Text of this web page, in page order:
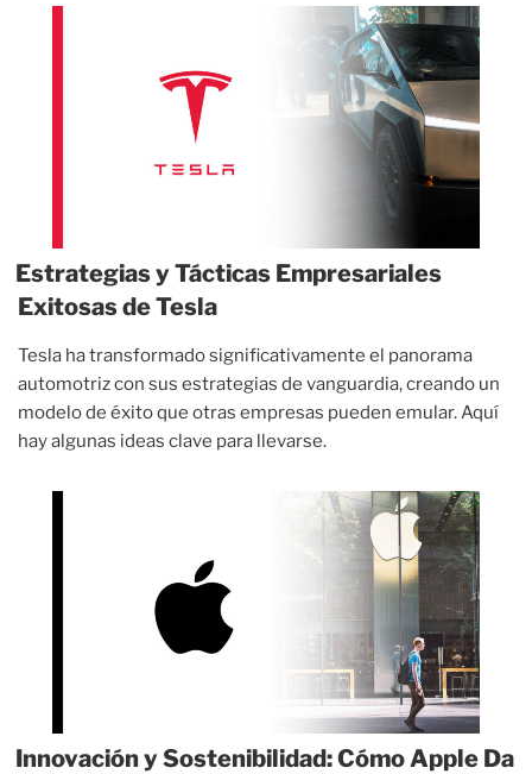
Estrategias y Tácticas Empresariales
Exitosas de Tesla
Tesla ha transformado significativamente el panorama
automotriz con sus estrategias de vanguardia, creando un
modelo de éxito que otras empresas pueden emular. Aquí
hay algunas ideas clave para llevarse.
Innovación y Sostenibilidad: Cómo Apple Da